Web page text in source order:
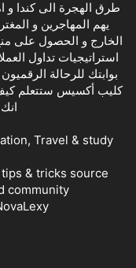
طرق الهجرة الى كندا و
يهم المهاجرين و
الخارج و الحصول على
استراتيجيات تداول
بوابتك للرحالة
كليب أكسيس ستتعلم
Travel & study
& tricks source
community